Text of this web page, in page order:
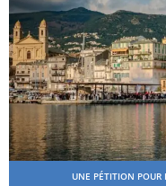
UNE PÉTITION POUR